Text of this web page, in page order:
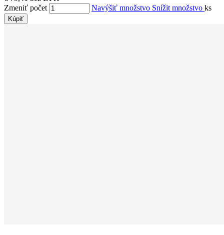
Zmeniť počet
Navýšiť množstvo Snížit množstvo ks
Kúpiť